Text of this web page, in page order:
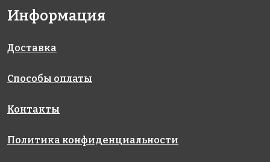
5070 руб./м²
Golden Effect
318x318
Rose GA 65(1)
Информация
Доставка
Способы оплаты
Контакты
Политика конфиденциальности